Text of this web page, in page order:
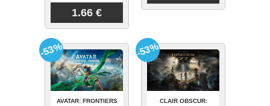
1.66 €
AVATAR: FRONTIERS
-53%
CLAIR OBSCUR:
-53%